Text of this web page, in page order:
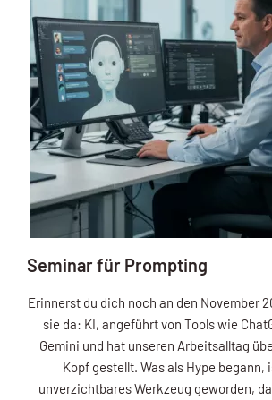
Seminar für Prompting
Erinnerst du dich noch an den November
sie da: KI, angeführt von Tools wie
Gemini und hat unseren Arbeitsalltag
Kopf gestellt. Was als Hype begann,
unverzichtbares Werkzeug geworden,